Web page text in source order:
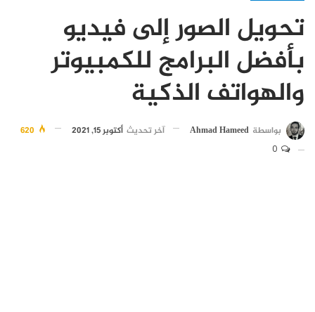
تحويل الصور إلى فيديو
بأفضل البرامج للكمبيوتر
والهواتف الذكية
بواسطة Ahmad Hameed آخر تحديث أكتوبر 15, 2021